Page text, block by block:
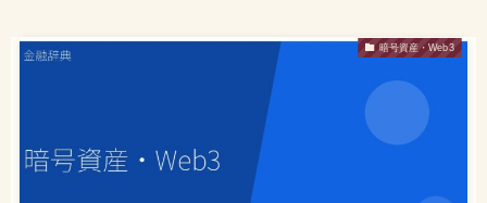
暗号資産・Web3